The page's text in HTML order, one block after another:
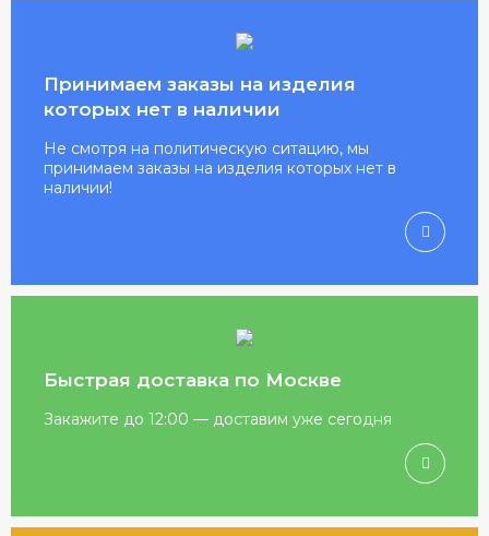
Принимаем заказы на изделия
которых нет в наличии
Не смотря на политическую ситацию, мы
принимаем заказы на изделия которых нет в
наличии!
Быстрая доставка по Москве
Закажите до 12:00 — доставим уже сегодня